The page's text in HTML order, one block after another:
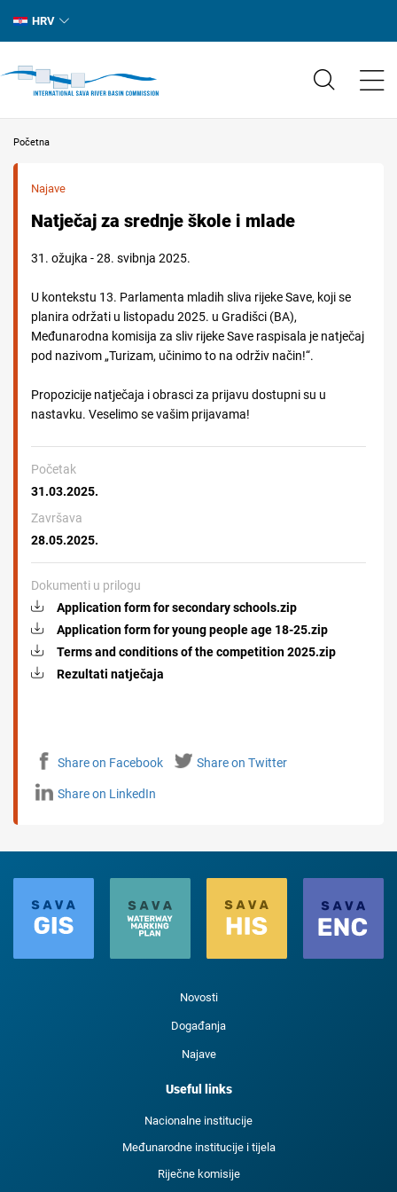
HRV
Početna
Najave
Natječaj za srednje škole i mlade
31. ožujka - 28. svibnja 2025.
U kontekstu 13. Parlamenta mladih sliva rijeke Save, koji se
planira održati u listopadu 2025. u Gradišci (BA),
Međunarodna komisija za sliv rijeke Save raspisala je natječaj
pod nazivom „Turizam, učinimo to na održiv način!“.
Propozicije natječaja i obrasci za prijavu dostupni su u
nastavku. Veselimo se vašim prijavama!
Početak
31.03.2025.
Završava
28.05.2025.
Dokumenti u prilogu
Application form for secondary schools.zip
Application form for young people age 18-25.zip
Terms and conditions of the competition 2025.zip
Rezultati natječaja
Share on Facebook Share on Twitter
Share on LinkedIn
Novosti
Događanja
Najave
Useful links
Nacionalne institucije
Međunarodne institucije i tijela
Riječne komisije